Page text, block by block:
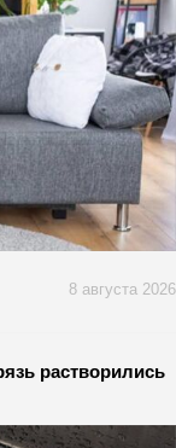
8 августа 2026
растворились